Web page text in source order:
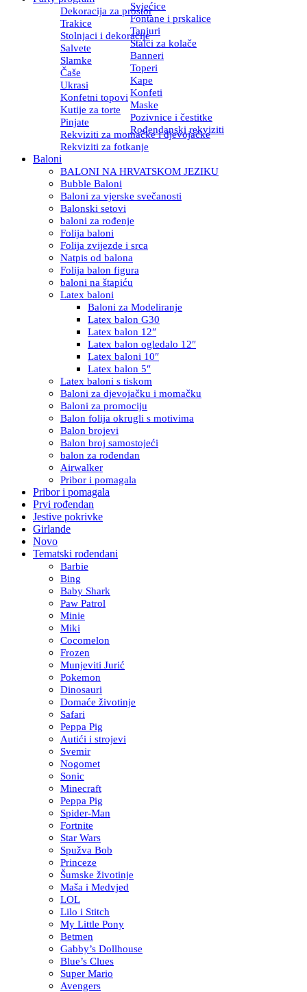
Dekoracija za prostor
Svjećice
Trakice
Fontane i prskalice
Stolnjaci i dekoracije
Tanjuri
Salvete
Stalci za kolače
Slamke
Banneri
Čaše
Toperi
Ukrasi
Kape
Konfetni topovi Konfeti
Kutije za torte
Maske
Pinjate
Pozivnice i čestitke
Rekviziti za momačke i djevojačke
Rođendanski rekviziti
Rekviziti za fotkanje
Baloni
BALONI NA HRVATSKOM JEZIKU
Bubble Baloni
Baloni za vjerske svečanosti
Balonski setovi
baloni za rođenje
Folija baloni
Folija zvijezde i srca
Natpis od balona
Folija balon figura
baloni na štapiću
Latex baloni
Baloni za Modeliranje
Latex balon G30
Latex balon 12″
Latex balon ogledalo 12″
Latex baloni 10″
Latex balon 5″
Latex baloni s tiskom
Baloni za djevojačku i momačku
Baloni za promociju
Balon folija okrugli s motivima
Balon brojevi
Balon broj samostojeći
balon za rođendan
Airwalker
Pribor i pomagala
Pribor i pomagala
Prvi rođendan
Jestive pokrivke
Girlande
Novo
Tematski rođendani
Barbie
Bing
Baby Shark
Paw Patrol
Minie
Miki
Cocomelon
Frozen
Munjeviti Jurić
Pokemon
Dinosauri
Domaće životinje
Safari
Peppa Pig
Autići i strojevi
Svemir
Nogomet
Sonic
Minecraft
Peppa Pig
Spider-Man
Fortnite
Star Wars
Spužva Bob
Princeze
Šumske životinje
Maša i Medvjed
LOL
Lilo i Stitch
My Little Pony
Betmen
Gabby’s Dollhouse
Blue’s Clues
Super Mario
Avengers